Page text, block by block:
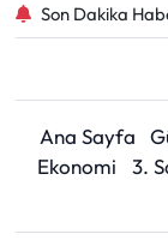
Son Dakika
Ana Sayfa
Ekonomi
3.